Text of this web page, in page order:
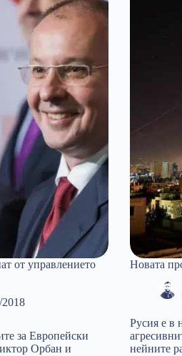
от управлението
2018
за Европейски
Орбан и
Новата
Русия е в
нейните